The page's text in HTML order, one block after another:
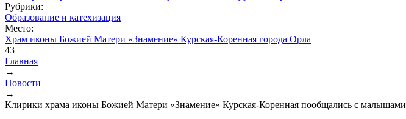
Рубрики:
Образование и катехизация
Место:
Храм иконы Божией Матери «Знамение» Курская-Коренная города Орла
43
Вы здесь
Главная
→
Новости
→
Клирики храма иконы Божией Матери «Знамение» Курская-Коренная пообщались с малышами